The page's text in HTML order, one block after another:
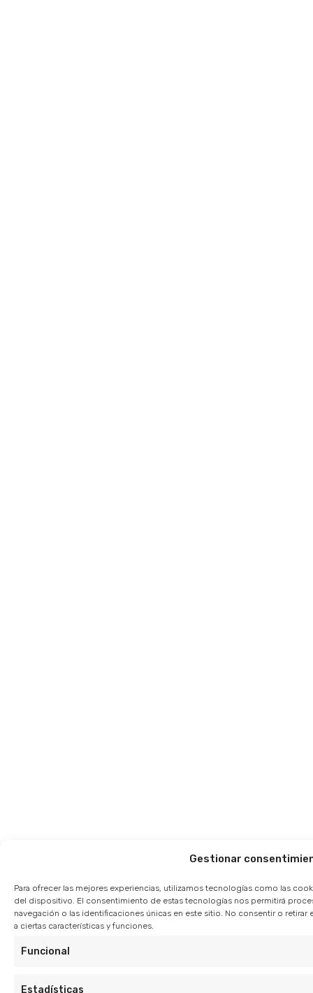
Gestionar
Para ofrecer las mejores experiencias, utilizamos tecnologías como las
del dispositivo. El consentimiento de estas tecnologías nos permitirá
navegación o las identificaciones únicas en este sitio. No consentir o
a ciertas características y funciones.
Funcional
Estadísticas